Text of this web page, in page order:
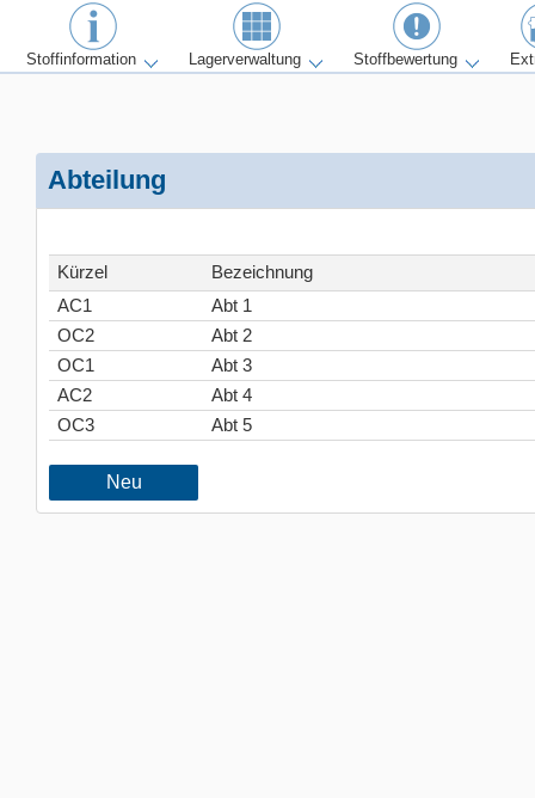
Stoffinformation Lagerverwaltung Stoffbewertung
Abteilung
Kürzel
Bezeichnung
AC1
Abt 1
OC2
Abt 2
OC1
Abt 3
AC2
Abt 4
OC3
Abt 5